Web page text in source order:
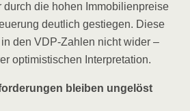
die hohen Immo­bi­li­en­prei­se
deut­lich gestie­gen. Die­se
den VDP-Zah­len nicht wider –
opti­mis­ti­schen Interpretation.
blei­ben ungelöst